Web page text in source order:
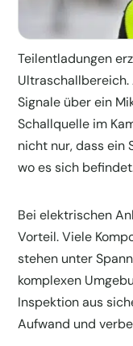
Teilentladungen
Ultraschallbereich.
Signale über ein
Schallquelle im
nicht nur, dass ein
wo es sich
Bei elektrischen
Vorteil. Viele
stehen unter
komplexen
Inspektion aus
Aufwand und